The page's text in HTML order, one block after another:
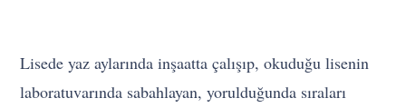
Lisede yaz aylarında inşaatta çalışıp, okuduğu lisenin
laboratuvarında sabahlayan, yorulduğunda sıraları